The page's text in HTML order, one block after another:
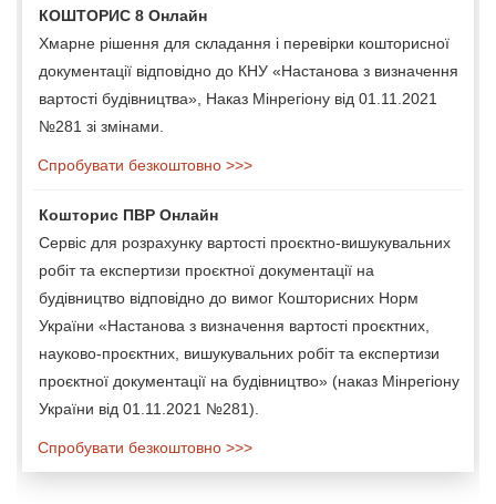
КОШТОРИС 8 Онлайн
Хмарне рішення для складання і перевірки кошторисної
документації відповідно до КНУ «Настанова з визначення
вартості будівництва», Наказ Мінрегіону від 01.11.2021
№281 зі змінами.
Спробувати безкоштовно >>>
Кошторис ПВР Онлайн
Сервіс для розрахунку вартості проєктно-вишукувальних
робіт та експертизи проєктної документації на
будівництво відповідно до вимог Кошторисних Норм
України «Настанова з визначення вартості проєктних,
науково-проєктних, вишукувальних робіт та експертизи
проєктної документації на будівництво» (наказ Мінрегіону
України від 01.11.2021 №281).
Спробувати безкоштовно >>>